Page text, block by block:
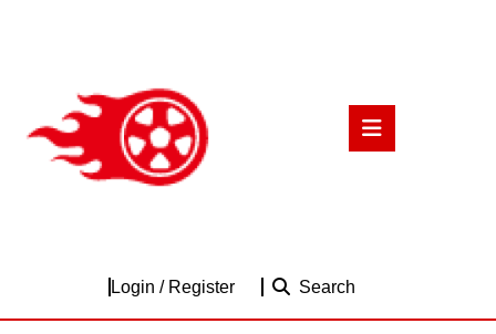
Login / RegisterLogin
Search